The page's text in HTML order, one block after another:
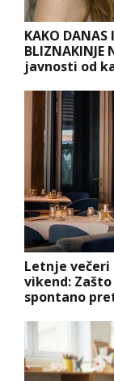
KAKO DANAS
BLIZNAKINJE
javnosti od
Letnje večeri
vikend:
spontano